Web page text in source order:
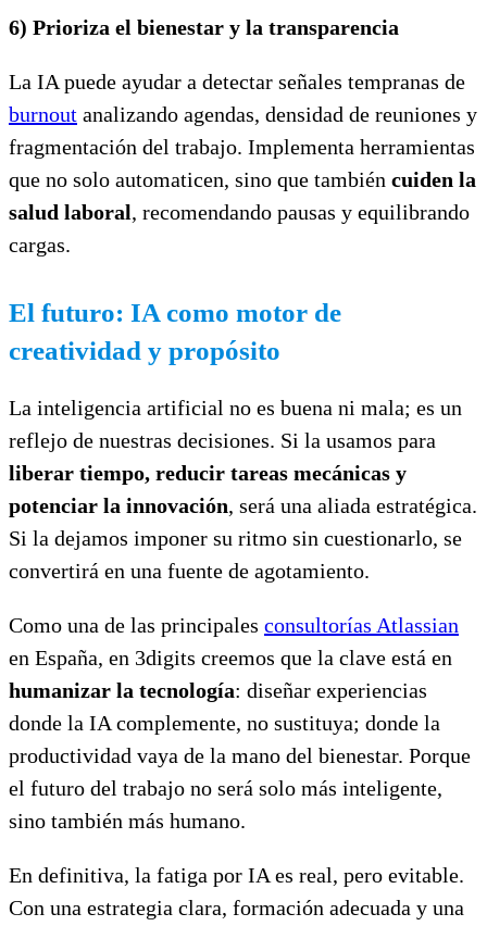
6) Prioriza el bienestar y la transparencia
La IA puede ayudar a detectar señales tempranas de
burnout analizando agendas, densidad de reuniones y
fragmentación del trabajo. Implementa herramientas
que no solo automaticen, sino que también cuiden la
salud laboral, recomendando pausas y equilibrando
cargas.
El futuro: IA como motor de
creatividad y propósito
La inteligencia artificial no es buena ni mala; es un
reflejo de nuestras decisiones. Si la usamos para
liberar tiempo, reducir tareas mecánicas y
potenciar la innovación, será una aliada estratégica.
Si la dejamos imponer su ritmo sin cuestionarlo, se
convertirá en una fuente de agotamiento.
Como una de las principales consultorías Atlassian
en España, en 3digits creemos que la clave está en
humanizar la tecnología: diseñar experiencias
donde la IA complemente, no sustituya; donde la
productividad vaya de la mano del bienestar. Porque
el futuro del trabajo no será solo más inteligente,
sino también más humano.
En definitiva, la fatiga por IA es real, pero evitable.
Con una estrategia clara, formación adecuada y una